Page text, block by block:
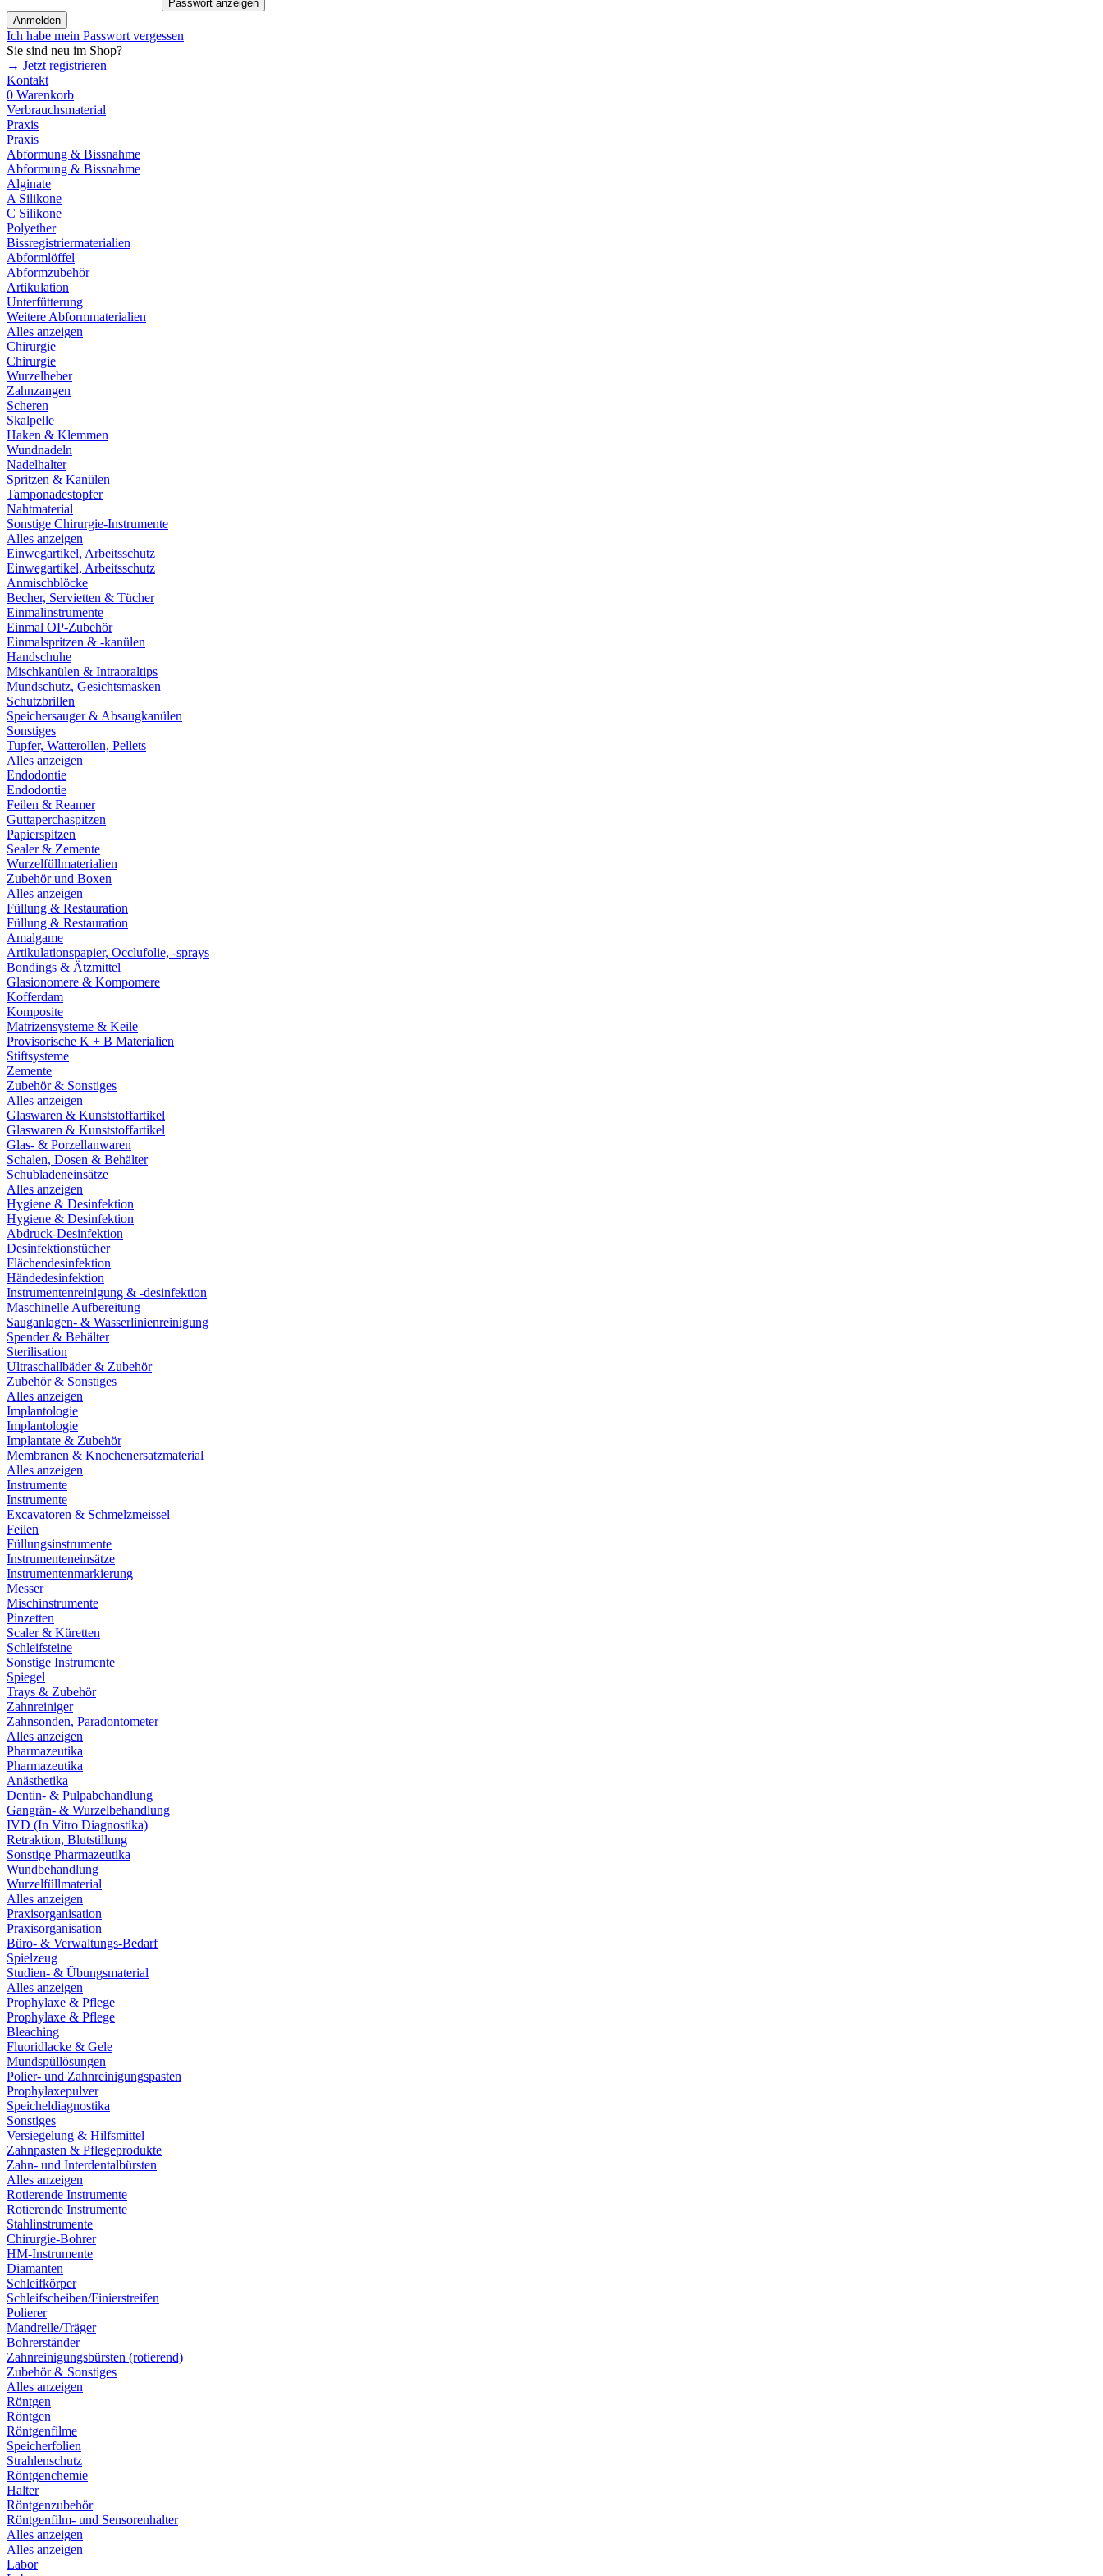
Passwort anzeigen
Anmelden
Ich habe mein Passwort vergessen
Sie sind neu im Shop?
→ Jetzt registrieren
Kontakt
0 Warenkorb
Verbrauchsmaterial
Praxis
Praxis
Abformung & Bissnahme
Abformung & Bissnahme
Alginate
A Silikone
C Silikone
Polyether
Bissregistriermaterialien
Abformlöffel
Abformzubehör
Artikulation
Unterfütterung
Weitere Abformmaterialien
Alles anzeigen
Chirurgie
Chirurgie
Wurzelheber
Zahnzangen
Scheren
Skalpelle
Haken & Klemmen
Wundnadeln
Nadelhalter
Spritzen & Kanülen
Tamponadestopfer
Nahtmaterial
Sonstige Chirurgie-Instrumente
Alles anzeigen
Einwegartikel, Arbeitsschutz
Einwegartikel, Arbeitsschutz
Anmischblöcke
Becher, Servietten & Tücher
Einmalinstrumente
Einmal OP-Zubehör
Einmalspritzen & -kanülen
Handschuhe
Mischkanülen & Intraoraltips
Mundschutz, Gesichtsmasken
Schutzbrillen
Speichersauger & Absaugkanülen
Sonstiges
Tupfer, Watterollen, Pellets
Alles anzeigen
Endodontie
Endodontie
Feilen & Reamer
Guttaperchaspitzen
Papierspitzen
Sealer & Zemente
Wurzelfüllmaterialien
Zubehör und Boxen
Alles anzeigen
Füllung & Restauration
Füllung & Restauration
Amalgame
Artikulationspapier, Occlufolie, -sprays
Bondings & Ätzmittel
Glasionomere & Kompomere
Kofferdam
Komposite
Matrizensysteme & Keile
Provisorische K + B Materialien
Stiftsysteme
Zemente
Zubehör & Sonstiges
Alles anzeigen
Glaswaren & Kunststoffartikel
Glaswaren & Kunststoffartikel
Glas- & Porzellanwaren
Schalen, Dosen & Behälter
Schubladeneinsätze
Alles anzeigen
Hygiene & Desinfektion
Hygiene & Desinfektion
Abdruck-Desinfektion
Desinfektionstücher
Flächendesinfektion
Händedesinfektion
Instrumentenreinigung & -desinfektion
Maschinelle Aufbereitung
Sauganlagen- & Wasserlinienreinigung
Spender & Behälter
Sterilisation
Ultraschallbäder & Zubehör
Zubehör & Sonstiges
Alles anzeigen
Implantologie
Implantologie
Implantate & Zubehör
Membranen & Knochenersatzmaterial
Alles anzeigen
Instrumente
Instrumente
Excavatoren & Schmelzmeissel
Feilen
Füllungsinstrumente
Instrumenteneinsätze
Instrumentenmarkierung
Messer
Mischinstrumente
Pinzetten
Scaler & Küretten
Schleifsteine
Sonstige Instrumente
Spiegel
Trays & Zubehör
Zahnreiniger
Zahnsonden, Paradontometer
Alles anzeigen
Pharmazeutika
Pharmazeutika
Anästhetika
Dentin- & Pulpabehandlung
Gangrän- & Wurzelbehandlung
IVD (In Vitro Diagnostika)
Retraktion, Blutstillung
Sonstige Pharmazeutika
Wundbehandlung
Wurzelfüllmaterial
Alles anzeigen
Praxisorganisation
Praxisorganisation
Büro- & Verwaltungs-Bedarf
Spielzeug
Studien- & Übungsmaterial
Alles anzeigen
Prophylaxe & Pflege
Prophylaxe & Pflege
Bleaching
Fluoridlacke & Gele
Mundspüllösungen
Polier- und Zahnreinigungspasten
Prophylaxepulver
Speicheldiagnostika
Sonstiges
Versiegelung & Hilfsmittel
Zahnpasten & Pflegeprodukte
Zahn- und Interdentalbürsten
Alles anzeigen
Rotierende Instrumente
Rotierende Instrumente
Stahlinstrumente
Chirurgie-Bohrer
HM-Instrumente
Diamanten
Schleifkörper
Schleifscheiben/Finierstreifen
Polierer
Mandrelle/Träger
Bohrerständer
Zahnreinigungsbürsten (rotierend)
Zubehör & Sonstiges
Alles anzeigen
Röntgen
Röntgen
Röntgenfilme
Speicherfolien
Strahlenschutz
Röntgenchemie
Halter
Röntgenzubehör
Röntgenfilm- und Sensorenhalter
Alles anzeigen
Alles anzeigen
Labor